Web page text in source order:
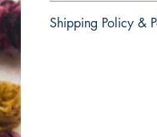
No hay devoluciones
Shipping Policy &